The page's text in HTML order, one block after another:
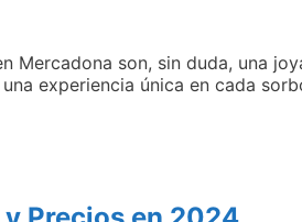
son, sin duda, una
experiencia única en cada